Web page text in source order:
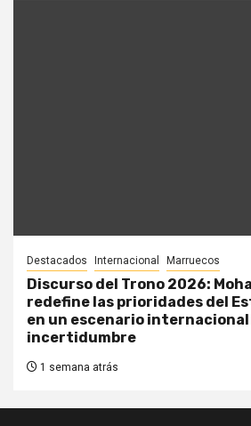
Destacados Internacional Marruecos
Discurso del Trono 2026:
redefine las prioridades del
en un escenario internacional
incertidumbre
1 semana atrás